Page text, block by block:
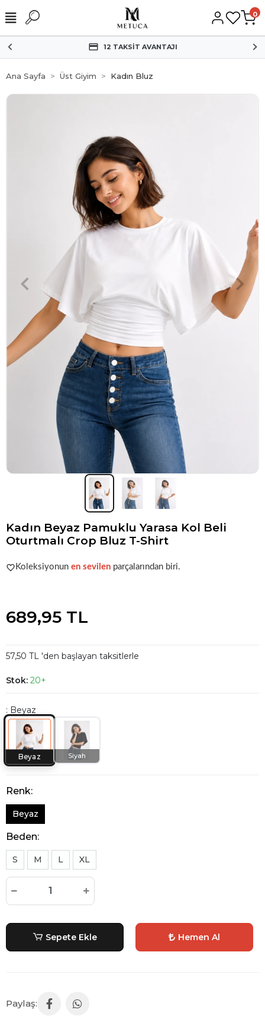
0
HIZLI KARGO
Ana Sayfa Üst Giyim Kadın Bluz
Kadın Beyaz Pamuklu Yarasa Kol Beli
Oturtmalı Crop Bluz T-Shirt
Şu andaçok talep görüyor!
Koleksiyonun en sevilen parçalarından biri.
689,95 TL
57,50 TL 'den başlayan taksitlerle
Stok: 20+
: Beyaz
Beyaz Siyah
Renk:
Beyaz
Beden:
S M L XL
Sepete Ekle Hemen Al